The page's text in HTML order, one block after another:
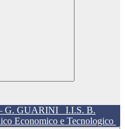
I.I.S. B.
Economico e Tecnologico